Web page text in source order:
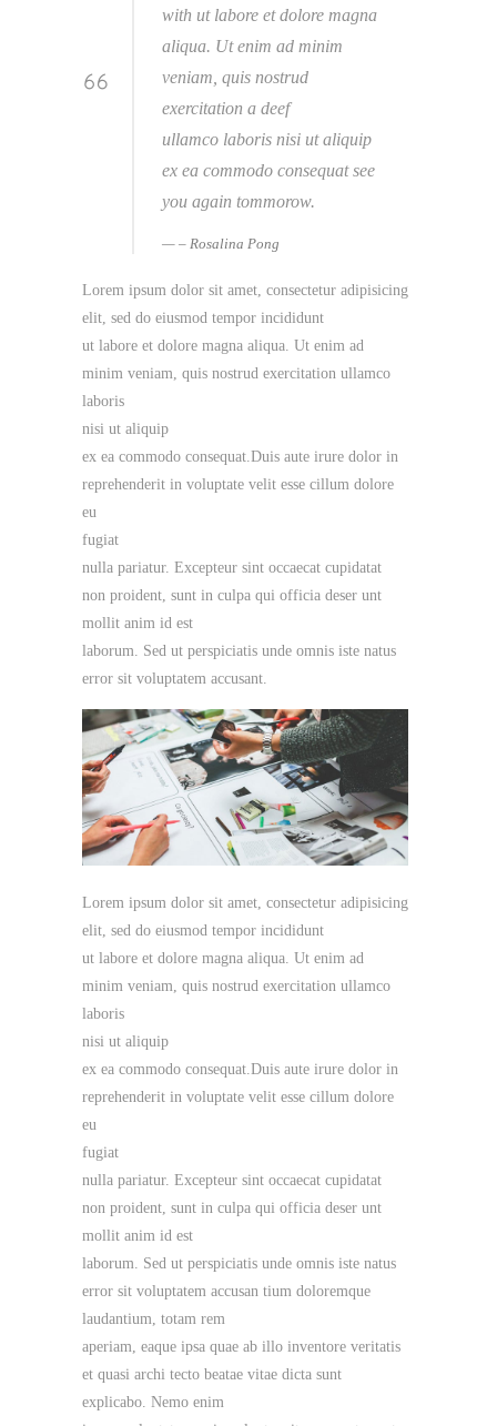
with ut labore et dolore magna
aliqua. Ut enim ad minim
veniam, quis nostrud
exercitation a deef
ullamco laboris nisi ut aliquip
ex ea commodo consequat see
you again tommorow.
– Rosalina Pong
Lorem ipsum dolor sit amet, consectetur adipisicing
elit, sed do eiusmod tempor incididunt
ut labore et dolore magna aliqua. Ut enim ad
minim veniam, quis nostrud exercitation ullamco
laboris
nisi ut aliquip
ex ea commodo consequat.Duis aute irure dolor in
reprehenderit in voluptate velit esse cillum dolore
eu
fugiat
nulla pariatur. Excepteur sint occaecat cupidatat
non proident, sunt in culpa qui officia deser unt
mollit anim id est
laborum. Sed ut perspiciatis unde omnis iste natus
error sit voluptatem accusant.
Lorem ipsum dolor sit amet, consectetur adipisicing
elit, sed do eiusmod tempor incididunt
ut labore et dolore magna aliqua. Ut enim ad
minim veniam, quis nostrud exercitation ullamco
laboris
nisi ut aliquip
ex ea commodo consequat.Duis aute irure dolor in
reprehenderit in voluptate velit esse cillum dolore
eu
fugiat
nulla pariatur. Excepteur sint occaecat cupidatat
non proident, sunt in culpa qui officia deser unt
mollit anim id est
laborum. Sed ut perspiciatis unde omnis iste natus
error sit voluptatem accusan tium doloremque
laudantium, totam rem
aperiam, eaque ipsa quae ab illo inventore veritatis
et quasi archi tecto beatae vitae dicta sunt
explicabo. Nemo enim